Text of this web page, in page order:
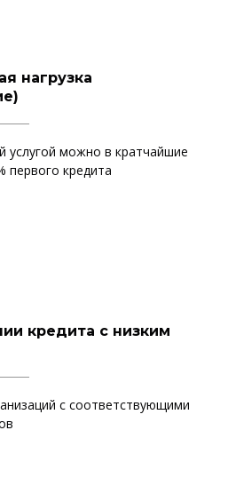
нагрузка
услугой можно в кратчайшие
первого кредита
кредита с низким
с соответствующими